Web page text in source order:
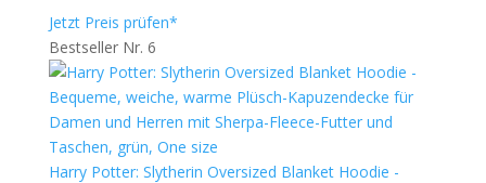
Jetzt Preis prüfen*
Bestseller Nr. 6
Harry Potter: Slytherin Oversized Blanket Hoodie -